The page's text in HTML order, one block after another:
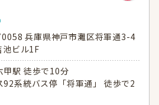
兵庫県神戸市灘区将軍通3-4
ビル1F
甲駅 徒歩で10分
92系統バス停「将軍通」 徒歩で2